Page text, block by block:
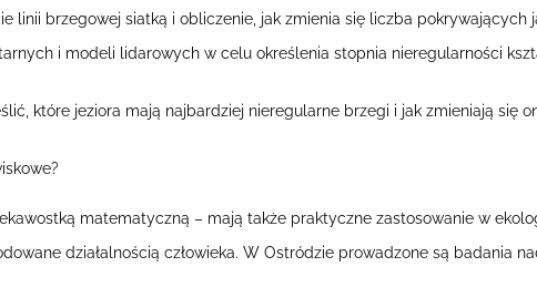
linii brzegowej siatką i obliczenie, jak zmienia się liczba pokrywających
i modeli lidarowych w celu określenia stopnia nieregularności
które jeziora mają najbardziej nieregularne brzegi i jak zmieniają się
matematyczną – mają także praktyczne zastosowanie w
działalnością człowieka. W Ostródzie prowadzone są badania